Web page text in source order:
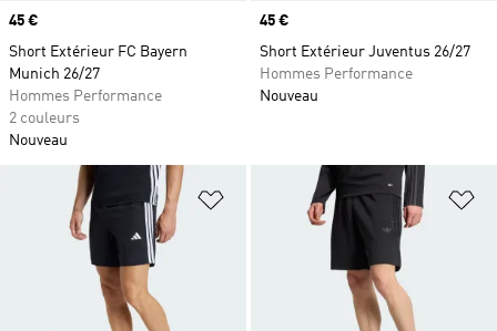
Prix
45 €
Short Extérieur FC Bayern
Munich 26/27
Hommes Performance
2 couleurs
Nouveau
Prix
45 €
Short Extérieur Juventus 26/27
Hommes Performance
Nouveau
Ajouter à la Liste de produits